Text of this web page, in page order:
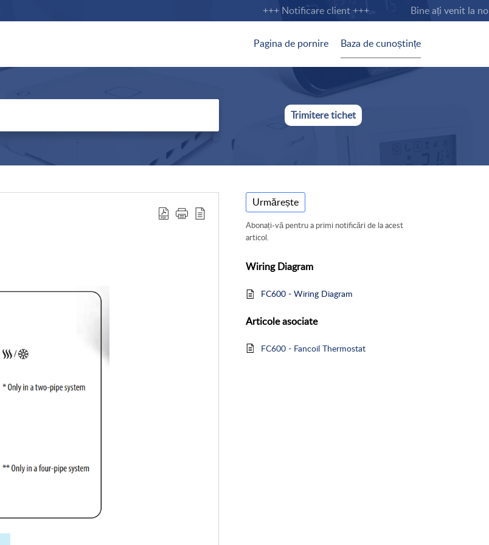
+++ Notificare client +++ Bine ați venit la
Pagina de pornire Baza de cunoștințe
Trimitere tichet
Urmărește
Abonați-vă pentru a primi notificări de la acest
articol.
Wiring Diagram
FC600 - Wiring Diagram
Articoleasociate
FC600 - Fancoil Thermostat